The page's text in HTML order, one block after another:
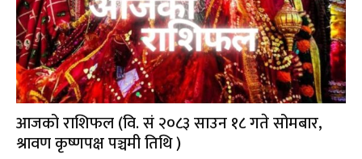
आजको राशिफल (वि. सं २०८३ साउन १८ गते सोमबार,
श्रावण कृष्णपक्ष पञ्चमी तिथि )